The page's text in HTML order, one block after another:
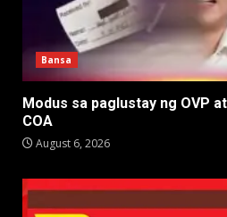
Bansa
Modus sa paglustay ng OVP
COA
August 6, 2026